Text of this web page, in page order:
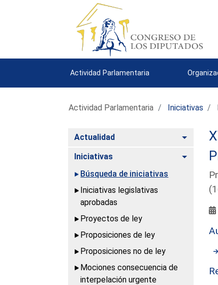
Actividad Parlamentaria
Actividad Parlamentaria Iniciativas
Actualidad Alternar
Iniciativas
Alternar
Búsqueda de iniciativas
Iniciativas legislativas
aprobadas
Proyectos de ley
Proposiciones de ley
Proposiciones no de ley
Mociones consecuencia de
interpelación urgente